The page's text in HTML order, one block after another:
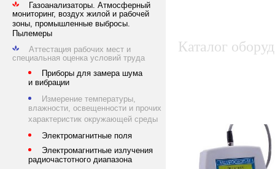
Газоанализаторы. Атмосферный
мониторинг, воздух жилой и рабочей
зоны, промышленные выбросы.
Пылемеры
Аттестация рабочих мест и
специальная оценка условий труда
Приборы для замера шума
и вибрации
Измерение температуры,
влажности, освещенности и прочих
характеристик окружающей среды
Электромагнитные поля
Электромагнитные излучения
радиочастотного диапазона
Каталог